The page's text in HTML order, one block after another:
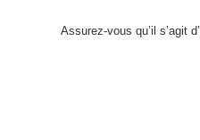
Assurez-vous qu’il s’agit